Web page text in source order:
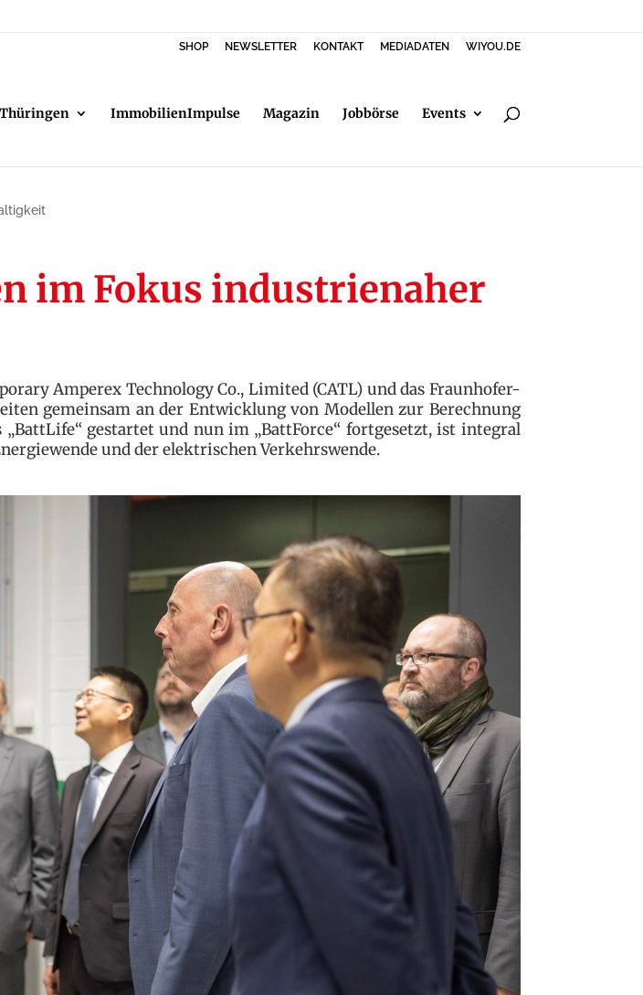
SHOP NEWSLETTER KONTAKT MEDIADATEN WIYOU.DE
ImmobilienImpulse Magazin Jobbörse Events
im Fokus industrienaher
Amperex Technology Co., Limited (CATL) und das Fraunhofer-
gemeinsam an der Entwicklung von Modellen zur Berechnung
gestartet und nun im „BattForce“ fortgesetzt, ist integral
und der elektrischen Verkehrswende.